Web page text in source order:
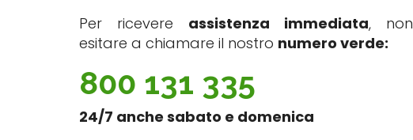
Per ricevere assistenza immediata, non
esitare a chiamare il nostro numero verde:
800 131 335
24/7 anche sabato e domenica